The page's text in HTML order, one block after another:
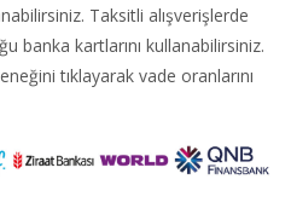
Taksitli alışverişlerde
banka kartlarını kullanabilirsiniz.
tıklayarak vade oranlarını